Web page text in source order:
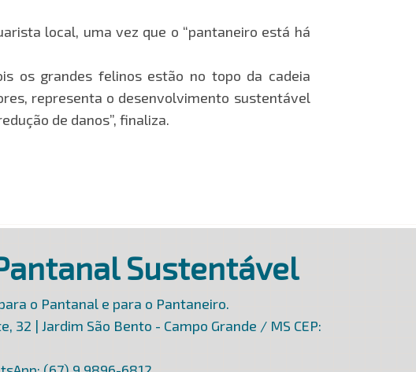
local, uma vez que o “pantaneiro está há
os grandes felinos estão no topo da cadeia
representa o desenvolvimento sustentável
de danos”, finaliza.
Sustentável
o Pantanal e para o Pantaneiro.
32 | Jardim São Bento - Campo Grande / MS CEP: